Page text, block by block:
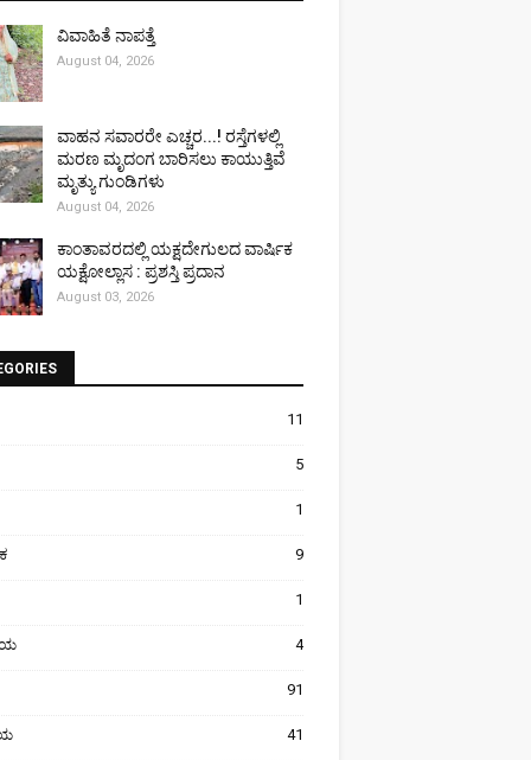
ವಿವಾಹಿತೆ ನಾಪತ್ತೆ
August 04, 2026
ವಾಹನ ಸವಾರರೇ ಎಚ್ಚರ...! ರಸ್ತೆಗಳಲ್ಲಿ
ಮರಣ ಮೃದಂಗ ಬಾರಿಸಲು ಕಾಯುತ್ತಿವೆ
ಮೃತ್ಯು ಗುಂಡಿಗಳು
August 04, 2026
ಕಾಂತಾವರದಲ್ಲಿ ಯಕ್ಷದೇಗುಲದ ವಾರ್ಷಿಕ
ಯಕ್ಷೋಲ್ಲಾಸ : ಪ್ರಶಸ್ತಿ ಪ್ರದಾನ
August 03, 2026
11
5
1
9
1
4
91
41